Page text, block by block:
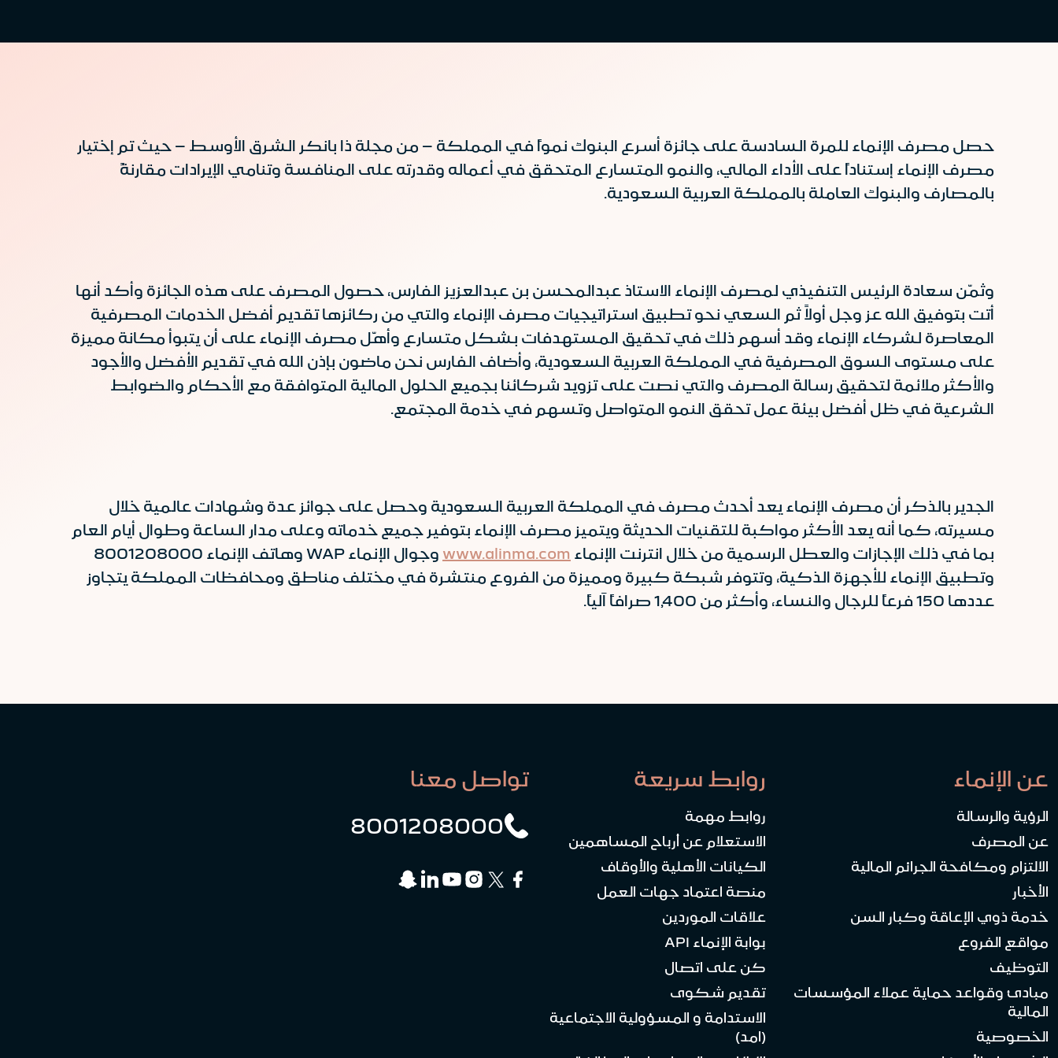
حصل مصرف الإنماء للمرة السادسة على جائزة أسرع البنوك نمواً في المملكة – من مجلة ذا بانكر الشرق الأوسط – حيث تم إختيار
مصرف الإنماء إستناداً على الأداء المالي، والنمو المتسارع المتحقق في أعماله وقدرته على المنافسة وتنامي الإيرادات مقارنةً
بالمصارف والبنوك العاملة بالمملكة العربية السعودية.
وثمّن سعادة الرئيس التنفيذي لمصرف الإنماء الاستاذ عبدالمحسن بن عبدالعزيز الفارس، حصول المصرف على هذه الجائزة وأكد أنها
أتت بتوفيق الله عز وجل أولاً ثم السعي نحو تطبيق استراتيجيات مصرف الإنماء والتي من ركائزها تقديم أفضل الخدمات المصرفية
المعاصرة لشركاء الإنماء وقد أسهم ذلك في تحقيق المستهدفات بشكل متسارع وأهّل مصرف الإنماء على أن يتبوأ مكانة مميزة
على مستوى السوق المصرفية في المملكة العربية السعودية، وأضاف الفارس نحن ماضون بإذن الله في تقديم الأفضل والأجود
والأكثر ملائمة لتحقيق رسالة المصرف والتي نصت على تزويد شركائنا بجميع الحلول المالية المتوافقة مع الأحكام والضوابط
الشرعية في ظل أفضل بيئة عمل تحقق النمو المتواصل وتسهم في خدمة المجتمع.
الجدير بالذكر أن مصرف الإنماء يعد أحدث مصرف في المملكة العربية السعودية وحصل على جوائز عدة وشهادات عالمية خلال
مسيرته، كما أنه يعد الأكثر مواكبة للتقنيات الحديثة ويتميز مصرف الإنماء بتوفير جميع خدماته وعلى مدار الساعة وطوال أيام العام
بما في ذلك الإجازات والعطل الرسمية من خلال انترنت الإنماء www.alinma.com
وجوال الإنماء WAP وهاتف الإنماء 8001208000
وتطبيق الإنماء للأجهزة الذكية، وتتوفر شبكة كبيرة ومميزة من الفروع منتشرة في مختلف مناطق ومحافظات المملكة يتجاوز
عددها 150 فرعاً للرجال والنساء، وأكثر من 1,400 صرافاً آلياً.
عن الإنماء
الرؤية والرسالة
عن المصرف
الالتزام ومكافحة الجرائم المالية
الأخبار
خدمة ذوي الإعاقة وكبار السن
مواقع الفروع
التوظيف
مبادئ وقواعد حماية عملاء المؤسسات
المالية
الخصوصية
روابط سريعة
روابط مهمة
الاستعلام عن أرباح المساهمين
الكيانات الأهلية والأوقاف
منصة اعتماد جهات العمل
علاقات الموردين
بوابة الإنماء API
كن على اتصال
تقديم شكوى
الاستدامة و المسؤولية الاجتماعية
(امد)
تواصل معنا
8001208000